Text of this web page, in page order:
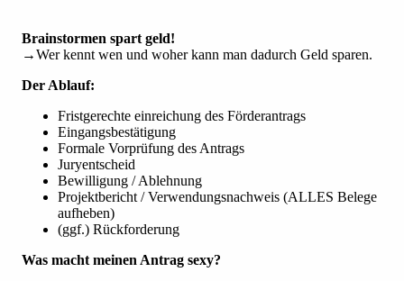
Brainstormen spart geld!
→Wer kennt wen und woher kann man dadurch Geld sparen.
Der Ablauf:
Fristgerechte einreichung des Förderantrags
Eingangsbestätigung
Formale Vorprüfung des Antrags
Juryentscheid
Bewilligung / Ablehnung
Projektbericht / Verwendungsnachweis (ALLES Belege
aufheben)
(ggf.) Rückforderung
Was macht meinen Antrag sexy?